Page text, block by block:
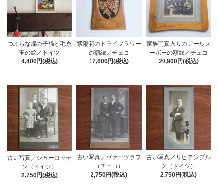
つぶらな瞳の子猫と毛糸
玉の絵／ドイツ
4,400円(税込)
紫陽花のドライフラワー
の額縁／チェコ
17,600円(税込)
家族写真入りのアールヌ
ーボーの額縁／チェコ
20,900円(税込)
古い写真／シャーロッテ
ン（ドイツ）
2,750円(税込)
古い写真／ヴァーツラフ
（チェコ）
2,750円(税込)
古い写真／リヒテンブル
グ（ドイツ）
2,750円(税込)